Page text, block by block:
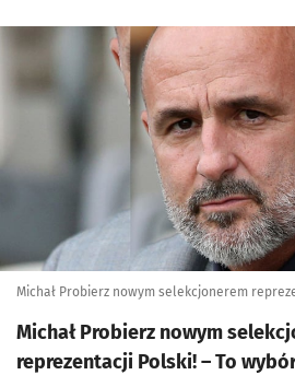
Kliknij, aby powiększyć
Michał Probierz nowym selekcjonerem
Michał Probierz nowym
reprezentacji Polski! – To